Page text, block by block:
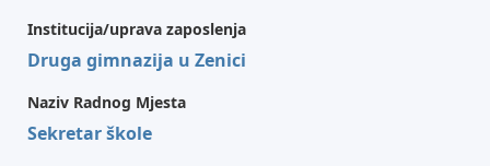
Institucija/uprava zaposlenja
Druga gimnazija u Zenici
Naziv Radnog Mjesta
Sekretar škole